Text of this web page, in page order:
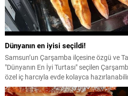
Dünyanın en iyisi seçildi!
Samsun’un Çarşamba ilçesine özgü ve
"Dünyanın En İyi Turtası" seçilen
özel iç harcıyla evde kolayca